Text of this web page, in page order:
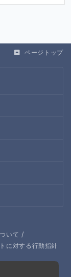
ページトップ
いて /
に対する行動指針